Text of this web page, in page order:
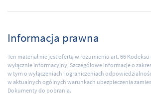
Informacja prawna
Ten materiał nie jest ofertą w rozumieniu art. 66
wyłącznie informacyjny. Szczegółowe informacje o
w tym o wyłączeniach i ograniczeniach
w aktualnych ogólnych warunkach ubezpieczenia
Dokumenty do pobrania.